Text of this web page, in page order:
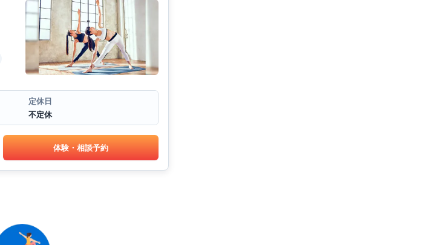
定休日
不定休
体験・相談予約